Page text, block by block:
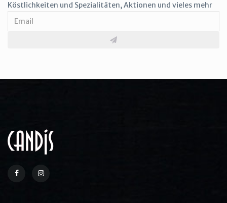
Köstlichkeiten und Spezialitäten, Aktionen und vieles mehr
Boy Breakfast